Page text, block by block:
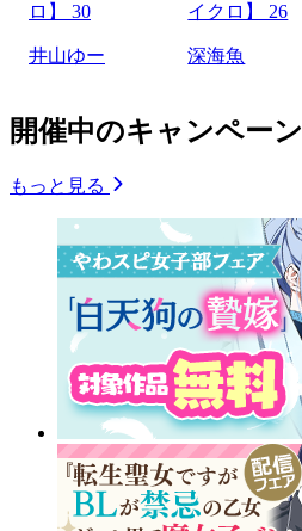
ロ】 30
井山ゆー
イクロ】 26
深海魚
開催中のキャンペーン
もっと見る